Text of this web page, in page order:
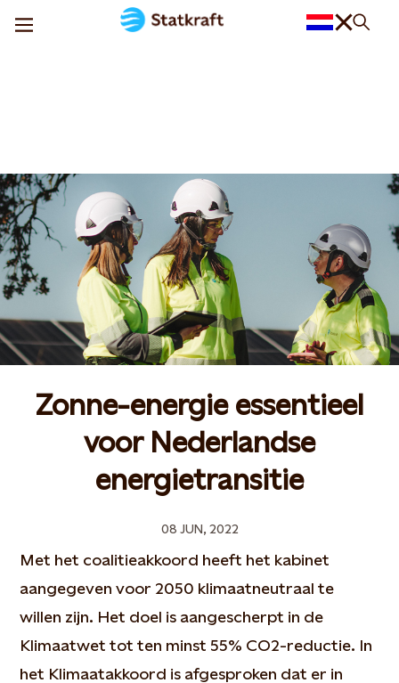
Zonne-energie essentieel
voor Nederlandse
energietransitie
08 JUN, 2022
Met het coalitieakkoord heeft het kabinet
aangegeven voor 2050 klimaatneutraal te
willen zijn. Het doel is aangescherpt in de
Klimaatwet tot ten minst 55% CO2-reductie. In
het Klimaatakkoord is afgesproken dat er in